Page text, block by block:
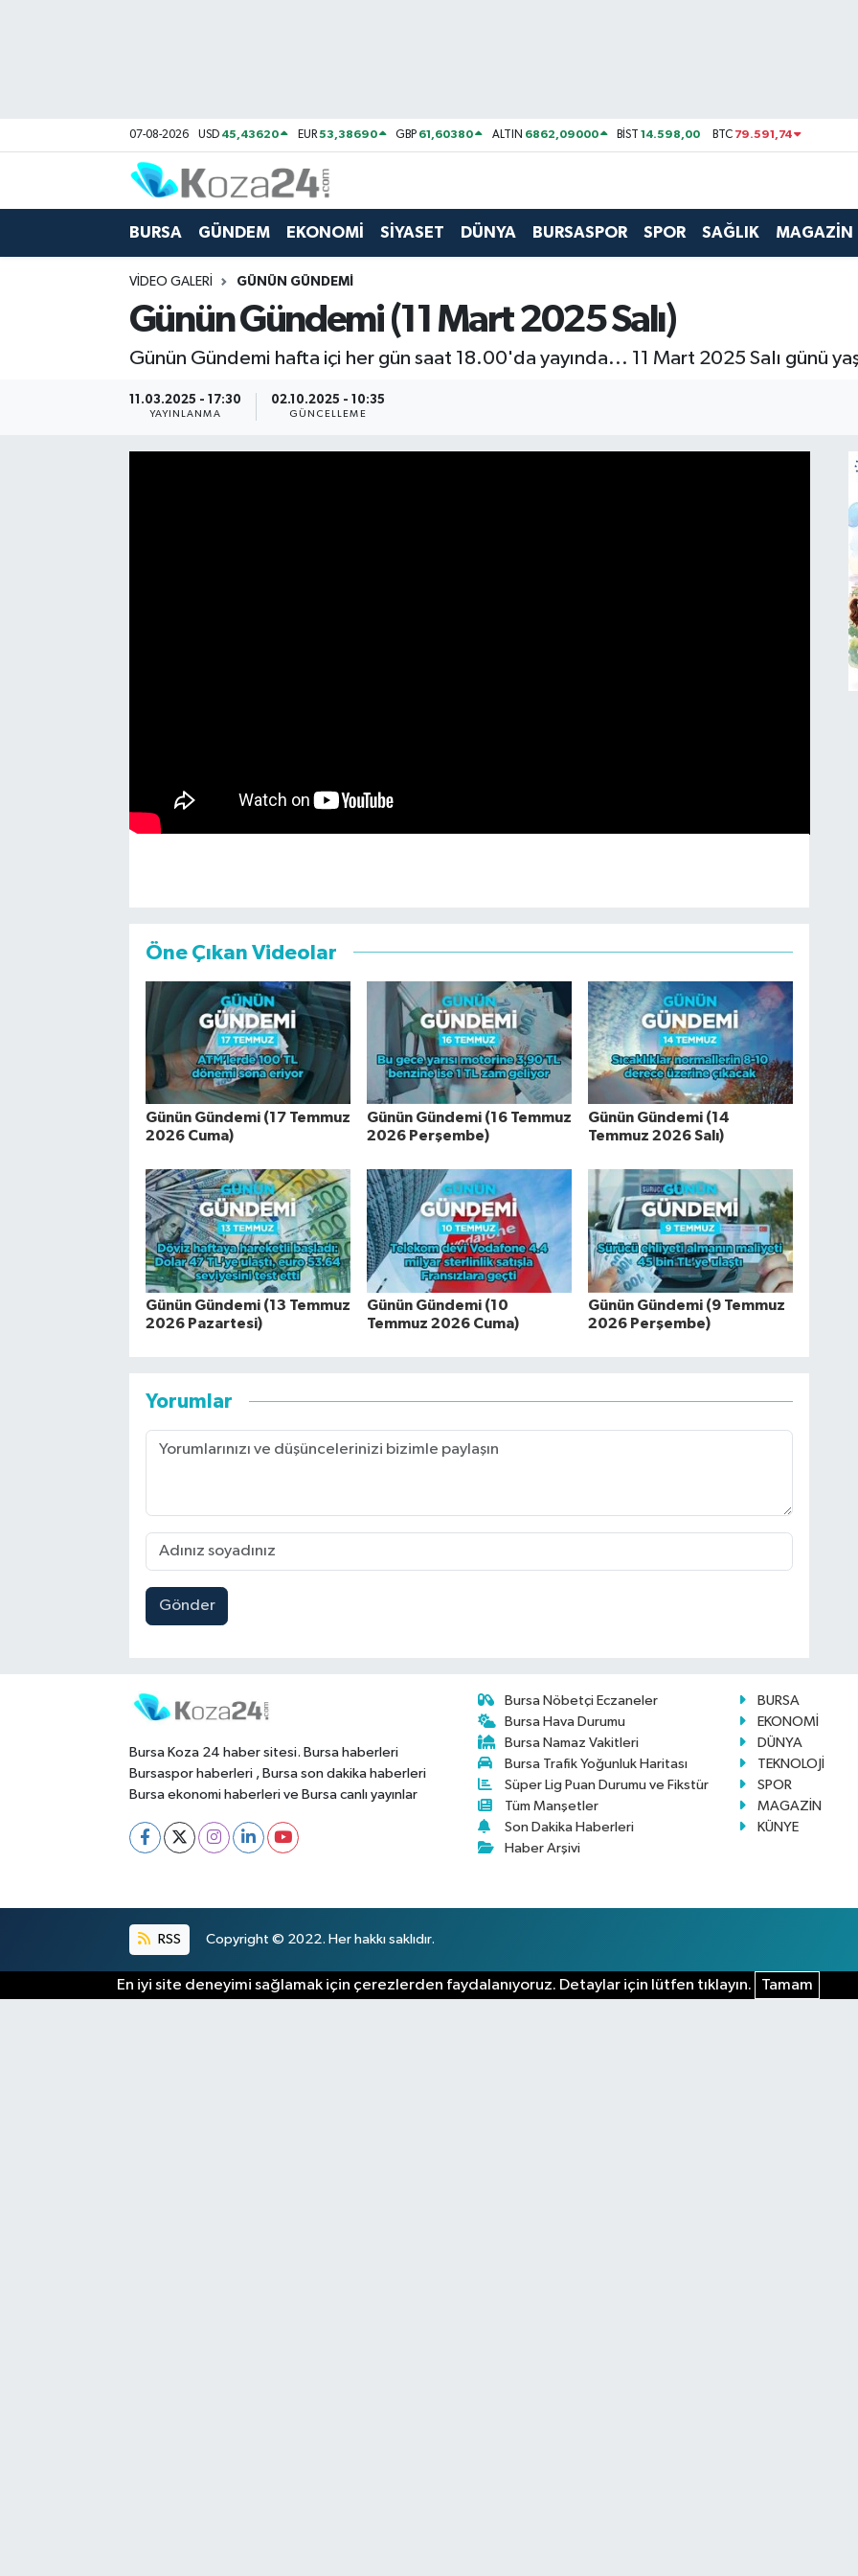
07-08-2026 USD 45,43620 EUR53,38690 GBP 61,60380 ALTIN 6862,09000 BİST14.598,00 BTC 79.591,74
BURSA GÜNDEM EKONOMİ SİYASET DÜNYA BURSASPOR SPOR SAĞLIK MAGAZİN
VIDEO GALERI GÜNÜN GÜNDEMI
Günün Gündemi (11 Mart 2025 Salı)
Günün Gündemi hafta içi her gün saat 18.00'da yayında... 11 Mart 2025 Salı günü
11.03.2025 - 17:30
YAYINLANMA
02.10.2025 - 10:35
GÜNCELLEME
Öne Çıkan Videolar
Günün Gündemi (17 Temmuz
2026 Cuma)
Günün Gündemi (16 Temmuz
2026 Perşembe)
Günün Gündemi (14
Temmuz 2026 Salı)
Günün Gündemi (13 Temmuz
2026 Pazartesi)
Günün Gündemi (10
Temmuz 2026 Cuma)
Günün Gündemi (9 Temmuz
2026 Perşembe)
Yorumlar
Gönder
Bursa Koza 24 haber sitesi. Bursa haberleri
Bursaspor haberleri , Bursa son dakika haberleri
Bursa ekonomi haberleri ve Bursa canlı yayınlar
Bursa Nöbetçi Eczaneler
Bursa Hava Durumu
Bursa Namaz Vakitleri
Bursa Trafik Yoğunluk Haritası
Süper Lig Puan Durumu ve Fikstür
Tüm Manşetler
Son Dakika Haberleri
Haber Arşivi
BURSA
EKONOMİ
DÜNYA
TEKNOLOJİ
SPOR
MAGAZİN
KÜNYE
RSS Copyright © 2022. Her hakkı saklıdır.
En iyi site deneyimi sağlamak için çerezlerden faydalanıyoruz. Detaylar için lütfen tıklayın. Tamam
Bursa Namaz Vakitleri
Bursa Trafik Yoğunluk Haritası
Tüm Manşetler
Son Dakika Haberleri